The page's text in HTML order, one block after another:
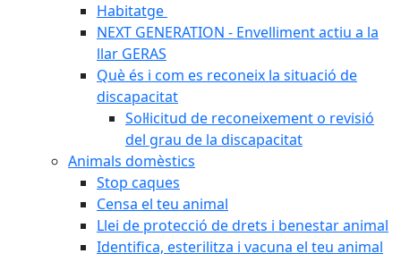
Habitatge
NEXT GENERATION - Envelliment actiu a la
llar GERAS
Què és i com es reconeix la situació de
discapacitat
Sol·licitud de reconeixement o revisió
del grau de la discapacitat
Animals domèstics
Stop caques
Censa el teu animal
Llei de protecció de drets i benestar animal
Identifica, esterilitza i vacuna el teu animal